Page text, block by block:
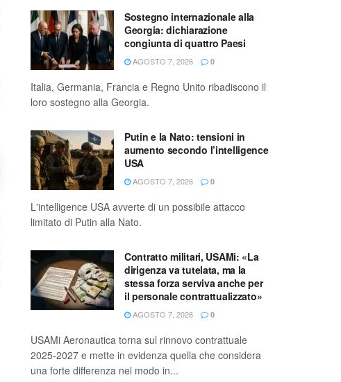
Sostegno internazionale alla
Georgia: dichiarazione
congiunta di quattro Paesi
AGOSTO 7, 2026 0
Italia, Germania, Francia e Regno Unito ribadiscono il
loro sostegno alla Georgia.
Putin e la Nato: tensioni in
aumento secondo l’intelligence
USA
AGOSTO 7, 2026 0
L'intelligence USA avverte di un possibile attacco
limitato di Putin alla Nato.
Contratto militari, USAMi: «La
dirigenza va tutelata, ma la
stessa forza serviva anche per
il personale contrattualizzato»
AGOSTO 7, 2026 0
USAMi Aeronautica torna sul rinnovo contrattuale
2025-2027 e mette in evidenza quella che considera
una forte differenza nel modo in...